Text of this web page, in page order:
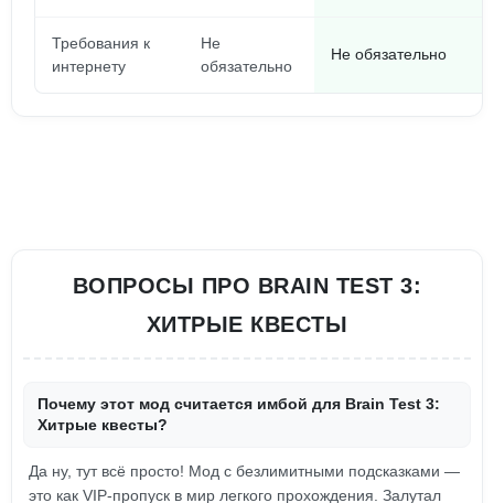
Требования к
интернету
Не
обязательно
Не обязательно
ВОПРОСЫ ПРО BRAIN TEST 3:
XИТРЫЕ КВЕСТЫ
Почему этот мод считается имбой для Brain Test 3:
Xитрые квесты?
Да ну, тут всё просто! Мод с безлимитными подсказками —
это как VIP-пропуск в мир легкого прохождения. Залутал